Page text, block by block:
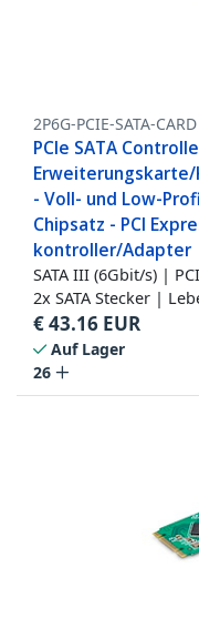
2P6G-PCIE-SATA-CARD
PCIe SATA
Erweiterungskarte/
- Voll- und Low-
Chipsatz - PCI
kontroller/Adapter
SATA III (6Gbit/s) |
2x SATA Stecker |
€43.16 EUR
Auf Lager
26